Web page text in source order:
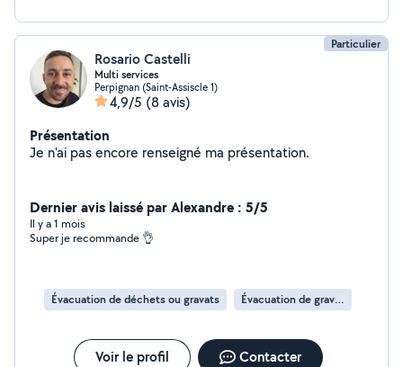
Particulier
Rosario Castelli
Multi services
Perpignan (Saint-Assiscle 1)
4,9/5 (8 avis)
Présentation
Je n'ai pas encore renseigné ma présentation.
Dernier avis laissé par Alexandre : 5/5
Il y a 1 mois
Super je recommande 👌
Évacuation de déchets ou gravats Évacuation de gravats
Voir le profil Contacter